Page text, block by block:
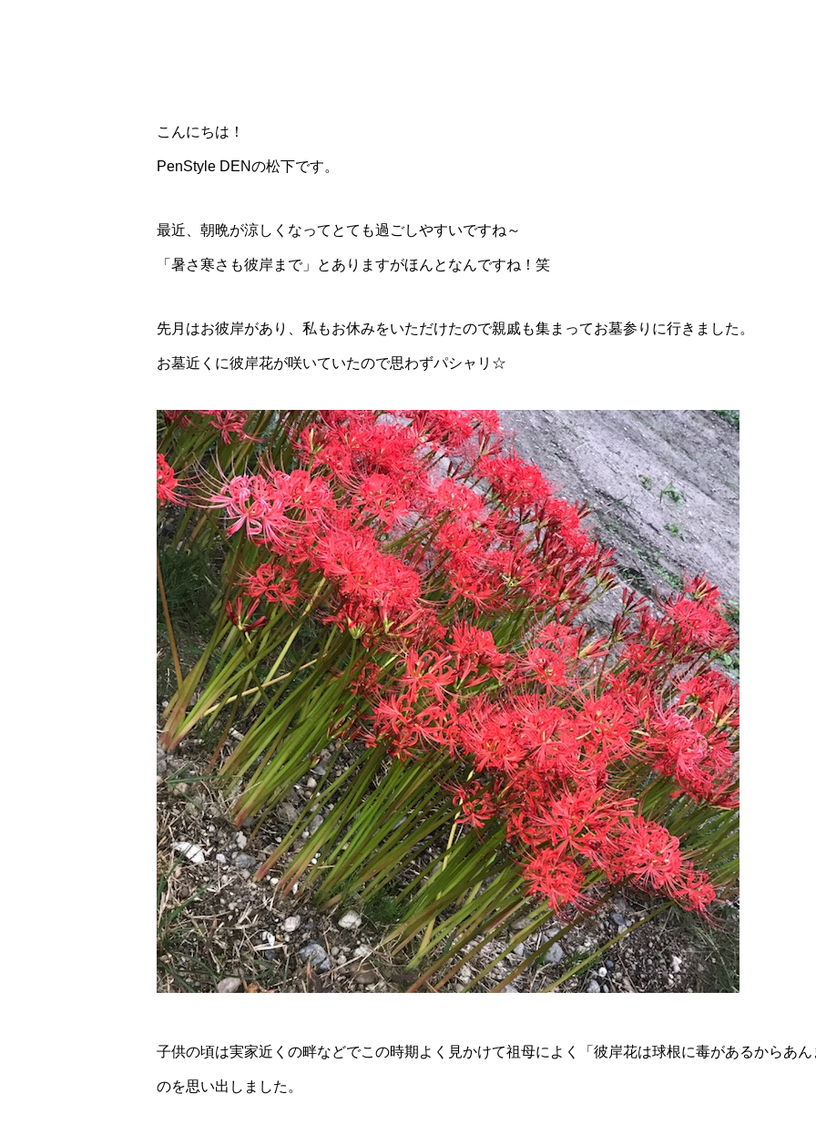
こんにちは！
PenStyle DENの松下です。
最近、朝晩が涼しくなってとても過ごしやすいですね～
「暑さ寒さも彼岸まで」とありますがほんとなんですね！笑
先月はお彼岸があり、私もお休みをいただけたので親戚も集まってお墓参りに行きました。
お墓近くに彼岸花が咲いていたので思わずパシャリ☆
子供の頃は実家近くの畔などでこの時期よく見かけて祖母によく「彼岸花は球根に毒があるからあ
のを思い出しました。